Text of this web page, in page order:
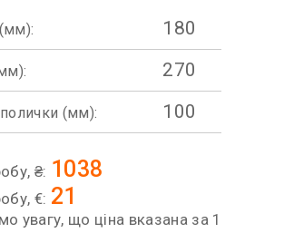
180
270
(мм): 100
₴: 1038
€: 21
увагу, що ціна вказана за 1